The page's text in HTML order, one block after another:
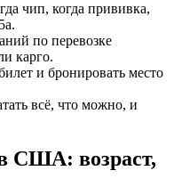
чип, когда прививка,
по перевозке
карго.
и бронировать место
всё, что можно, и
США: возраст,